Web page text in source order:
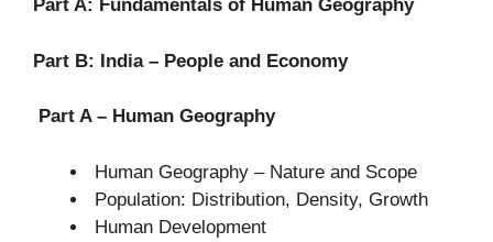
Part A: Fundamentals of Human Geography
Part B: India – People and Economy
Part A – Human Geography
Human Geography – Nature and Scope
Population: Distribution, Density, Growth
Human Development